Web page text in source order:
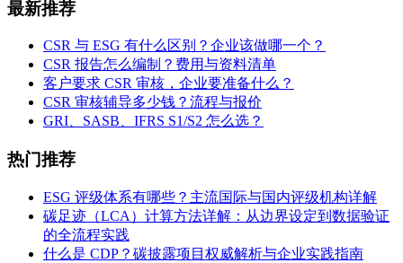
最新推荐
CSR 与 ESG 有什么区别？企业该做哪一个？
CSR 报告怎么编制？费用与资料清单
客户要求 CSR 审核，企业要准备什么？
CSR 审核辅导多少钱？流程与报价
GRI、SASB、IFRS S1/S2 怎么选？
热门推荐
ESG 评级体系有哪些？主流国际与国内评级机构详解
碳足迹（LCA）计算方法详解：从边界设定到数据验证
的全流程实践
什么是 CDP？碳披露项目权威解析与企业实践指南